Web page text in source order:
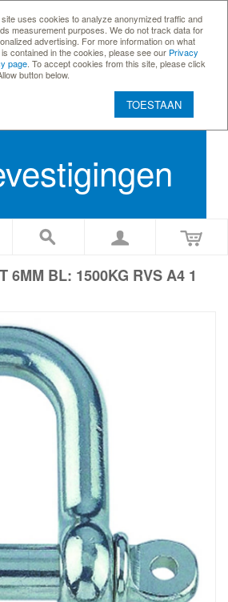
uses cookies to analyze anonymized traffic and
measurement purposes. We do not track data for
advertising. For more information on what
contained in the cookies, please see our Privacy
page . To accept cookies from this site, please click
button below.
TOESTAAN
6MM BL: 1500KG RVS A4 1